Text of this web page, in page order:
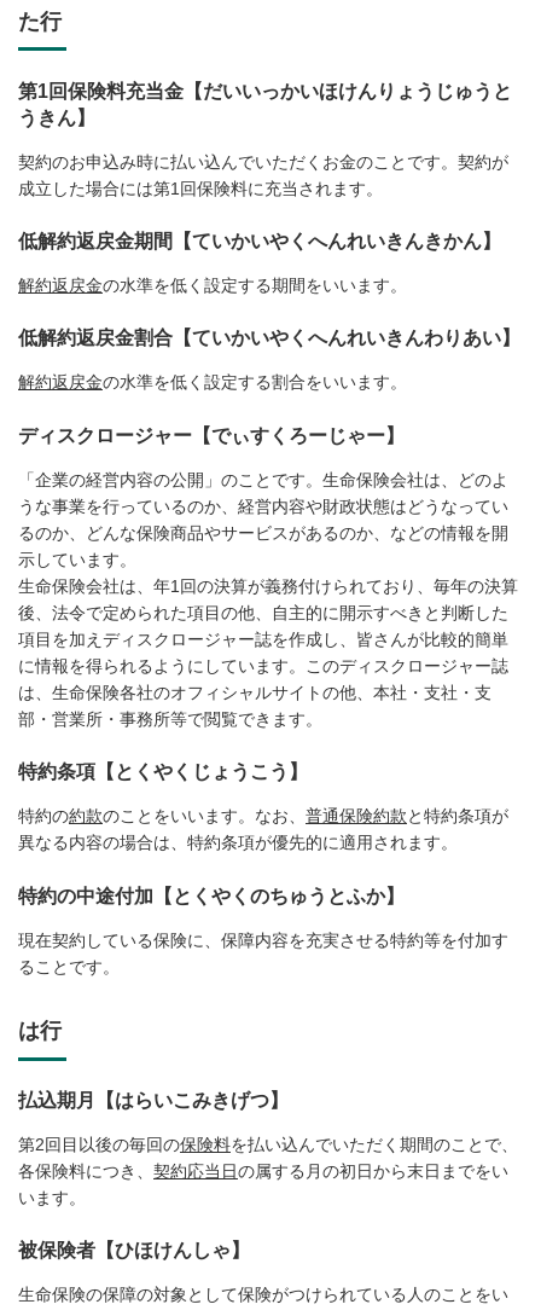
た行
第1回保険料充当金【だいいっかいほけんりょうじゅうと
うきん】
契約のお申込み時に払い込んでいただくお金のことです。契約が
成立した場合には第1回保険料に充当されます。
低解約返戻金期間【ていかいやくへんれいきんきかん】
解約返戻金の水準を低く設定する期間をいいます。
低解約返戻金割合【ていかいやくへんれいきんわりあい】
解約返戻金の水準を低く設定する割合をいいます。
ディスクロージャー【でぃすくろーじゃー】
「企業の経営内容の公開」のことです。生命保険会社は、どのよ
うな事業を行っているのか、経営内容や財政状態はどうなってい
るのか、どんな保険商品やサービスがあるのか、などの情報を開
示しています。
生命保険会社は、年1回の決算が義務付けられており、毎年の決算
後、法令で定められた項目の他、自主的に開示すべきと判断した
項目を加えディスクロージャー誌を作成し、皆さんが比較的簡単
に情報を得られるようにしています。このディスクロージャー誌
は、生命保険各社のオフィシャルサイトの他、本社・支社・支
部・営業所・事務所等で閲覧できます。
特約条項【とくやくじょうこう】
特約の約款のことをいいます。なお、 普通保険約款と特約条項が
異なる内容の場合は、特約条項が優先的に適用されます。
特約の中途付加【とくやくのちゅうとふか】
現在契約している保険に、保障内容を充実させる特約等を付加す
ることです。
は行
払込期月【はらいこみきげつ】
第2回目以後の毎回の保険料を払い込んでいただく期間のことで、
各保険料につき、 契約応当日の属する月の初日から末日までをい
います。
被保険者【ひほけんしゃ】
生命保険の保障の対象として保険がつけられている人のことをい